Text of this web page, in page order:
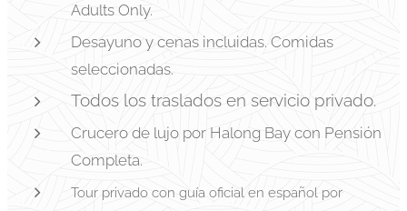
Adults Only.
Desayuno y cenas incluidas. Comidas
seleccionadas.
Todos los traslados en servicio privado.
Crucero de lujo por Halong Bay con Pensión
Completa.
Tour privado con guía oficial en español por